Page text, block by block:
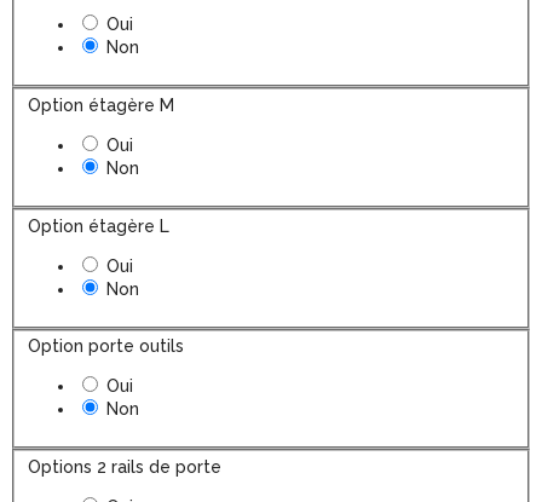
Oui
Non
Option étagère M
Oui
Non
Option étagère L
Oui
Non
Option porte outils
Oui
Non
Options 2 rails de porte